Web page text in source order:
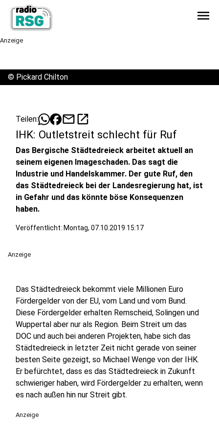
menu
Anzeige
© Pickard Chilton
Teilen: mailopen_in_new
IHK: Outletstreit schlecht für Ruf
Das Bergische Städtedreieck arbeitet aktuell an
seinem eigenen Imageschaden. Das sagt die
Industrie und Handelskammer. Der gute Ruf, den
das Städtedreieck bei der Landesregierung hat, ist
in Gefahr und das könnte böse Konsequenzen
haben.
Veröffentlicht: Montag, 07.10.2019 15:17
Anzeige
Das Städtedreieck bekommt viele Millionen Euro
Fördergelder von der EU, vom Land und vom Bund.
Diese Fördergelder erhalten Remscheid, Solingen und
Wuppertal aber nur als Region. Beim Streit um das
DOC und auch bei anderen Projekten, habe sich das
Städtedreieck in letzter Zeit nicht gerade von seiner
besten Seite gezeigt, so Michael Wenge von der IHK.
Er befürchtet, dass es das Städtedreieck in Zukunft
schwieriger haben, wird Fördergelder zu erhalten, wenn
es nach außen hin nur Streit gibt.
Anzeige